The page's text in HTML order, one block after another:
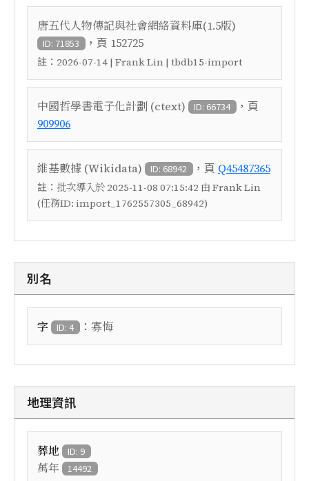
唐五代人物傳記與社會網絡資料庫(1.5版)
ID: 71853 ，頁 152725
註： 2026-07-14 | Frank Lin | tbdb15-import
中國哲學書電子化計劃 (ctext) ID: 66734 ，頁
909906
維基數據 (Wikidata) ID: 68942 ，頁 Q45487365
註： 批次導入於 2025-11-08 07:15:42 由 Frank Lin
(任務ID: import_1762557305_68942)
別名
字 ID: 4 ： 寡悔
地理資訊
葬地 ID: 9
萬年 14492